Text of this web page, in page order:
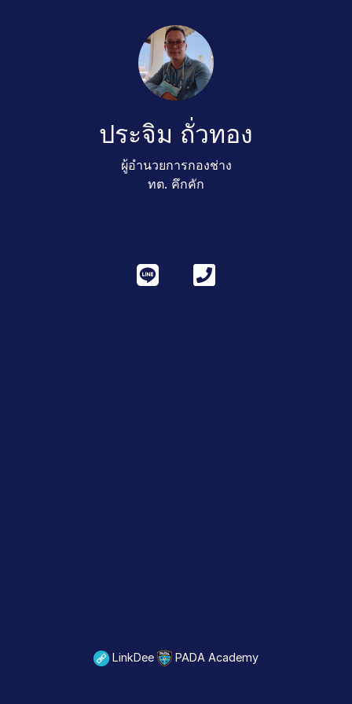
ประจิม ถั่วทอง
ผู้อำนวยการกองช่าง
ทต. คึกคัก
LinkDee PADA Academy